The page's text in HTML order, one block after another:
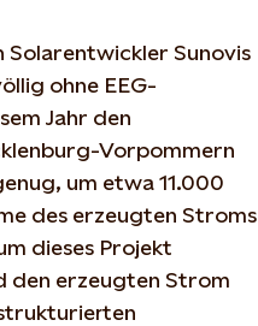
Sunovis
ohne EEG-
Jahr den
Vorpommern
um etwa 11.000
des erzeugten Stroms
dieses Projekt
den erzeugten Strom